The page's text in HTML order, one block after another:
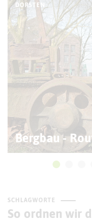
DORSTEN
Bergbau -
SCHLAGWORTE
So ordnen wir